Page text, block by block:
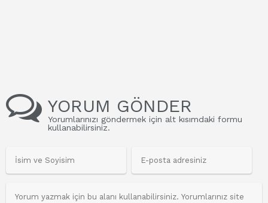
YORUM GÖNDER
Yorumlarınızı göndermek için alt kısımdaki formu
kullanabilirsiniz.